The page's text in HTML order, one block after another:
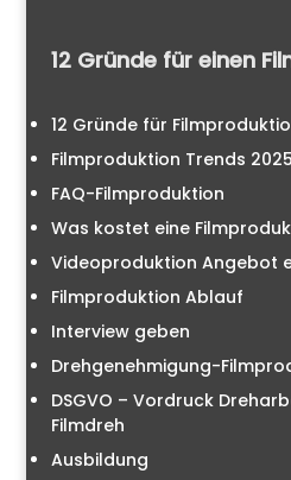
12 Gründe für einen
12 Gründe für
Filmproduktion Trends 2025
FAQ-Filmproduktion
Was kostet eine
Videoproduktion Angebot
Filmproduktion Ablauf
Interview geben
Drehgenehmigung-
DSGVO – Vordruck
Filmdreh
Ausbildung